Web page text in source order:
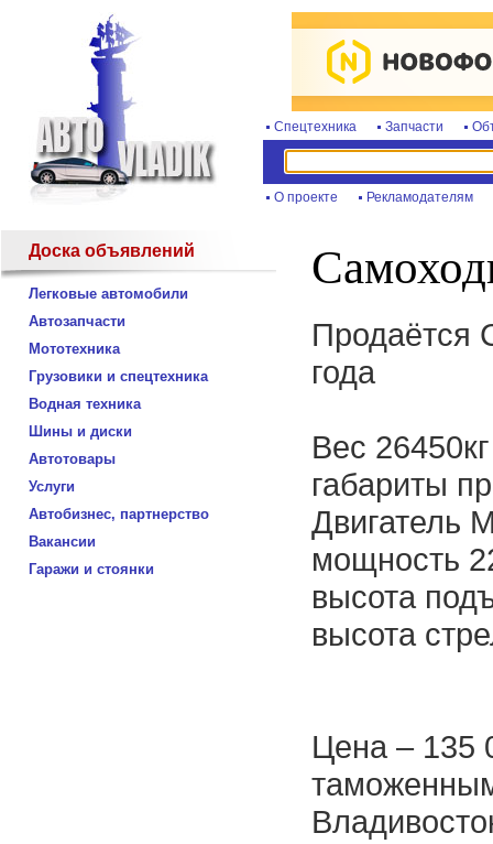
Спецтехника Запчасти
О проекте Рекламодателям
Доска объявлений
Легковые автомобили
Автозапчасти
Мототехника
Грузовики и спецтехника
Водная техника
Шины и диски
Автотовары
Услуги
Автобизнес, партнерство
Вакансии
Гаражи и стоянки
Продаётся
года
Вес 26450кг
габариты
Двигатель
мощность
высота
высота
Цена – 135